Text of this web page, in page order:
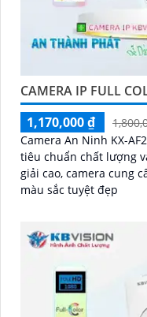
CAMERA IP FULL
1,170,000 ₫
Camera An Ninh KX-
tiêu chuẩn chất lượng và an
giải cao, camera cung
màu sắc tuyệt đẹp